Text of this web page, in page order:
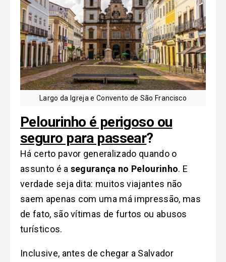
Largo da Igreja e Convento de São Francisco
Pelourinho é perigoso ou
seguro para passear?
Há certo pavor generalizado quando o
assunto é a segurança no Pelourinho. E
verdade seja dita: muitos viajantes não
saem apenas com uma má impressão, mas
de fato, são vítimas de furtos ou abusos
turísticos.
Inclusive, antes de chegar a Salvador